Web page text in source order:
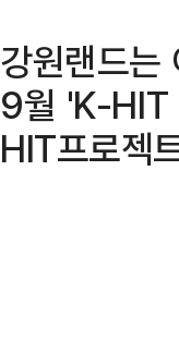
강원랜드는
9월 'K-HIT
HIT프로젝